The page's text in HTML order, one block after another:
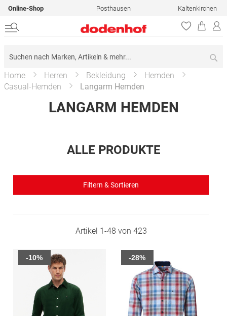
Online-Shop Posthausen Kaltenkirchen
Home Herren Bekleidung
Hemden
Casual-Hemden
Langarm Hemden
LANGARM HEMDEN
ALLE PRODUKTE
Filtern & Sortieren
Artikel 1-48 von 423
-10% -28%